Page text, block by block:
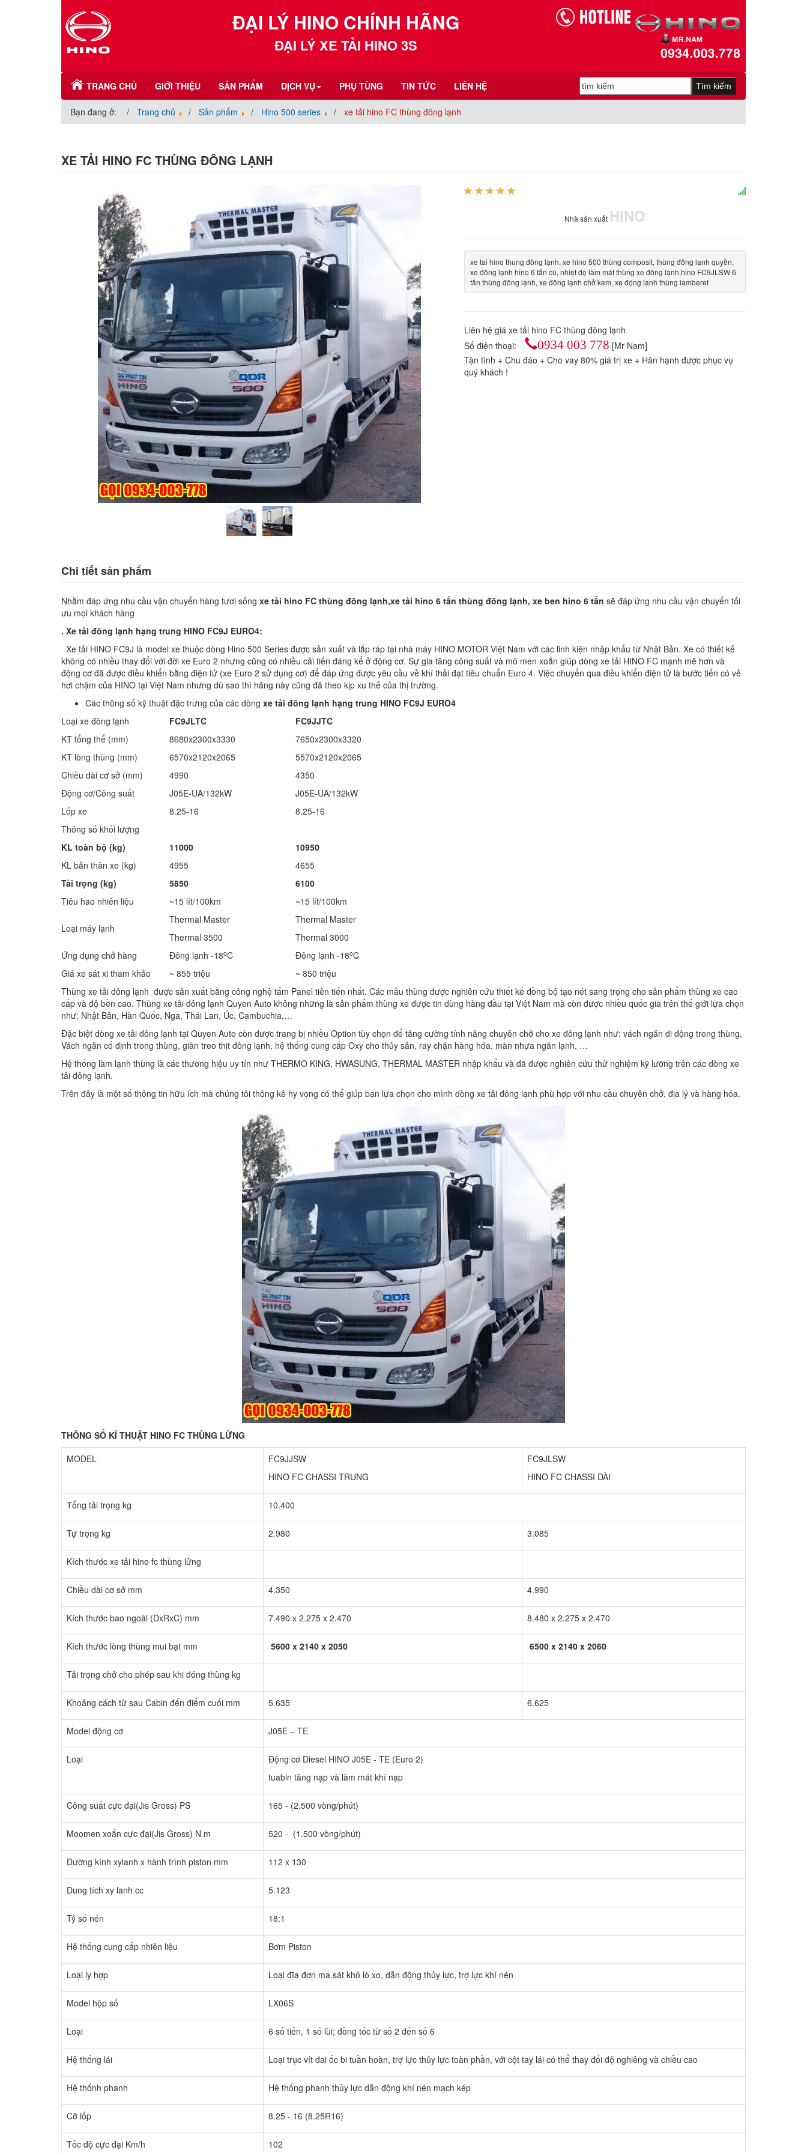
ĐẠI LÝ HINO CHÍNH HÃNG
ĐẠI LÝ XE TẢI HINO 3S
TRANG CHỦ GIỚI THIỆU SẢN PHẨM DỊCH VỤ PHỤ TÙNG TIN TỨC LIÊN HỆ
Bạn đang ở: Trang chủ Sản phẩm Hino 500 series xe tải hino FC thùng đông lạnh
XE TẢI HINO FC THÙNG ĐÔNG LẠNH
Nhà sản xuất HINO
xe tai hino thung đông lạnh, xe hino 500 thùng composit, thùng đông lạnh quyền,
xe đông lạnh hino 6 tấn cũ, nhiệt độ làm mát thùng xe đông lạnh,hino FC9JLSW 6
tấn thùng đông lạnh, xe đông lạnh chở kem, xe động lạnh thùng lamberet
Liên hệ giá xe tải hino FC thùng đông lạnh
Số điện thoại:
0934 003 778 [Mr Nam]
Tận tình + Chu đáo + Cho vay 80% giá trị xe + Hân hạnh được phục vụ
quý khách !
Chi tiết sản phẩm
Nhằm đáp ứng nhu cầu vận chuyển hàng tươi sống xe tải hino FC thùng đông lạnh,xe tải hino 6 tấn thùng đông lạnh, xe ben hino 6 tấn sẽ đáp ứng nhu cầu vận chuyển tối
ưu mọi khách hàng
. Xe tải đông lạnh hạng trung HINO FC9J EURO4:
Xe tải HINO FC9J là model xe thuộc dòng Hino 500 Series được sản xuất và lắp ráp tại nhà máy HINO MOTOR Việt Nam với các linh kiện nhập khẩu từ Nhật Bản. Xe có thiết kế
không có nhiều thay đổi với đời xe Euro 2 nhưng cũng có nhiều cải tiến đáng kể ở động cơ. Sự gia tăng công suất và mô men xoắn giúp dòng xe tải HINO FC mạnh mẽ hơn và
động cơ đã được điều khiển bằng điện tử (xe Euro 2 sử dụng cơ) để đáp ứng được yêu cầu về khí thải đạt tiêu chuẩn Euro 4. Việc chuyển qua điều khiển điện tử là bước tiến có vẻ
hơi chậm của HINO tại Việt Nam nhưng dù sao thì hãng này cũng đã theo kịp xu thế của thị trường.
Các thông số kỹ thuật đặc trưng của các dòng xe tải đông lạnh hạng trung HINO FC9J EURO4
Loại xe đông lạnh
FC9JLTC
FC9JJTC
KT tổng thể (mm)
8680x2300x3330
7650x2300x3320
KT lòng thùng (mm)
6570x2120x2065
5570x2120x2065
Chiều dài cơ sở (mm)
4990
4350
Động cơ/Công suất
J05E-UA/132kW
J05E-UA/132kW
Lốp xe
8.25-16
8.25-16
Thông số khối lượng
KL toàn bộ (kg)
11000
10950
KL bản thân xe (kg)
4955
4655
Tải trọng (kg)
5850
6100
Tiêu hao nhiên liệu
~15 lít/100km ~15 lít/100km
Loại máy lạnh
Thermal Master
Thermal 3500
Thermal Master
Thermal 3000
Ứng dụng chở hàng
Đông lạnh -18oC Đông lạnh -18oC
Giá xe sát xi tham khảo
~ 855 triệu
~ 850 triệu
Thùng xe tải đông lạnh được sản xuất bằng công nghệ tấm Panel tiên tiến nhất. Các mẫu thùng được nghiên cứu thiết kế đồng bộ tạo nét sang trọng cho sản phẩm thùng xe cao
cấp và độ bền cao. Thùng xe tải đông lạnh Quyen Auto không những là sản phẩm thùng xe được tin dùng hàng đầu tại Việt Nam mà còn được nhiều quốc gia trên thế giới lựa chọn
như: Nhật Bản, Hàn Quốc, Nga, Thái Lan, Úc, Cambuchia,…
Đặc biệt dòng xe tải đông lạnh tại Quyen Auto còn được trang bị nhiều Option tùy chọn để tăng cường tính năng chuyên chở cho xe đông lạnh như: vách ngăn di động trong thùng,
Vách ngăn cố định trong thùng, giàn treo thịt đông lạnh, hệ thống cung cấp Oxy cho thủy sản, ray chặn hàng hóa, màn nhựa ngăn lạnh, …
Hệ thống làm lạnh thùng là các thương hiệu uy tín như THERMO KING, HWASUNG, THERMAL MASTER nhập khẩu và đã được nghiên cứu thử nghiệm kỹ lưỡng trên các dòng xe
tải đông lạnh.
Trên đây là một số thông tin hữu ích mà chúng tôi thông kê hy vọng có thể giúp bạn lựa chọn cho mình dòng xe tải đông lạnh phù hợp với nhu cầu chuyên chở, địa lý và hàng hóa.
THÔNG SỐ KĨ THUẬT HINO FC THÙNG LỮNG
MODEL
FC9JJSW
HINO FC CHASSI TRUNG
FC9JLSW
HINO FC CHASSI DÀI
Tổng tải trọng kg 10.400
Tự trọng kg 2.980 3.085
Kích thước xe tải hino fc thùng lửng
Chiều dài cơ sở mm 4.350 4.990
Kích thước bao ngoài (DxRxC) mm 7.490 x 2.275 x 2.470 8.480 x 2.275 x 2.470
Kích thước lòng thùng mui bạt mm 5600 x 2140 x 2050 6500 x 2140 x 2060
Tải trọng chở cho phép sau khi đóng thùng kg
Khoảng cách từ sau Cabin đến điểm cuối mm 5.635 6.625
Model động cơ J05E – TE
Loại
Động cơ Diesel HINO J05E - TE (Euro 2)
tuabin tăng nạp và làm mát khí nạp
Công suất cực đại(Jis Gross) PS 165 - (2.500 vòng/phút)
Moomen xoắn cực đại(Jis Gross) N.m 520 - (1.500 vòng/phút)
Đường kính xylanh x hành trình piston mm 112 x 130
Dung tích xy lanh cc 5.123
Tỷ số nén 18:1
Hệ thống cung cấp nhiên liệu Bơm Piston
Loại ly hợp Loại đĩa đơn ma sát khô lò xo, dẫn động thủy lực, trợ lực khí nén
Model hộp số LX06S
Loại 6 số tiến, 1 số lùi; đồng tốc từ số 2 đến số 6
Hệ thống lái Loại trục vít đai ốc bi tuần hoàn, trợ lực thủy lực toàn phần, với cột tay lái có thể thay đổi độ nghiêng và chiều cao
Hệ thốnh phanh Hệ thống phanh thủy lực dẫn động khí nén mạch kép
Cỡ lốp 8.25 - 16 (8.25R16)
Tốc độ cực đại Km/h 102